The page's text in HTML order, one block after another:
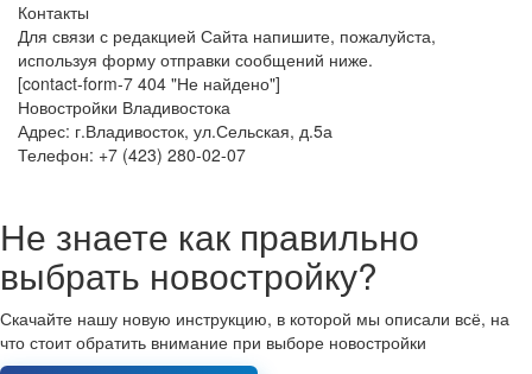
Контакты
Для связи с редакцией Сайта напишите, пожалуйста,
используя форму отправки сообщений ниже.
[contact-form-7 404 "Не найдено"]
Новостройки Владивостока
Адрес: г.Владивосток, ул.Сельская, д.5а
Телефон: +7 (423) 280-02-07
Не знаете как правильно
выбрать новостройку?
Скачайте нашу новую инструкцию, в которой мы описали всё, на
что стоит обратить внимание при выборе новостройки